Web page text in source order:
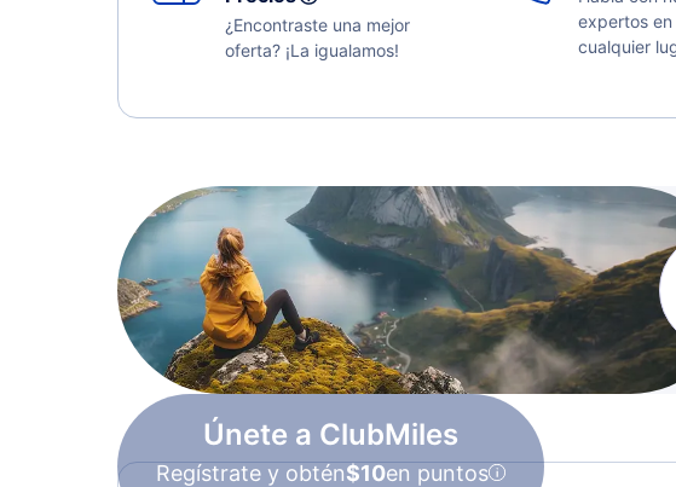
¿Encontraste una mejor
oferta? ¡La igualamos!
expertos en
cualquier
Únete a ClubMiles
Regístrate y obtén$10en puntos